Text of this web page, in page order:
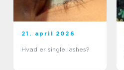
21. april 2026
Hvad er single lashes?